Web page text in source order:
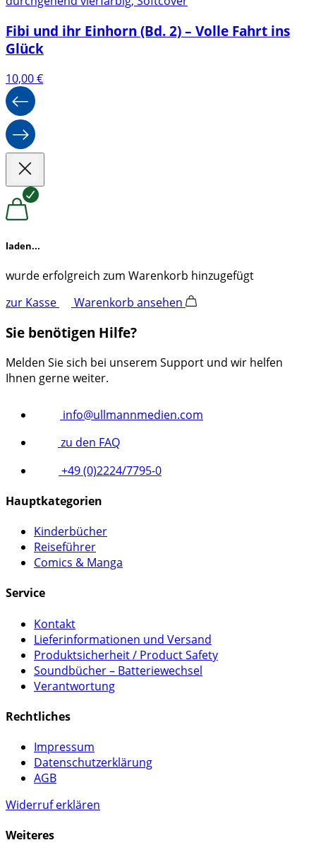
Fibi und ihr Einhorn (Bd. 2) – Volle Fahrt ins
Glück
10,00€
laden...
wurde erfolgreich zum Warenkorb hinzugefügt
zur Kasse
Warenkorb ansehen
Sie benötigen Hilfe?
Melden Sie sich bei unserem Support und wir helfen
Ihnen gerne weiter.
info@ullmannmedien.com
zu den FAQ
+49 (0)2224/7795-0
Hauptkategorien
Kinderbücher
Reiseführer
Comics & Manga
Service
Kontakt
Lieferinformationen und Versand
Produktsicherheit / Product Safety
Soundbücher – Batteriewechsel
Verantwortung
Rechtliches
Impressum
Datenschutzerklärung
AGB
Widerruf erklären
Weiteres